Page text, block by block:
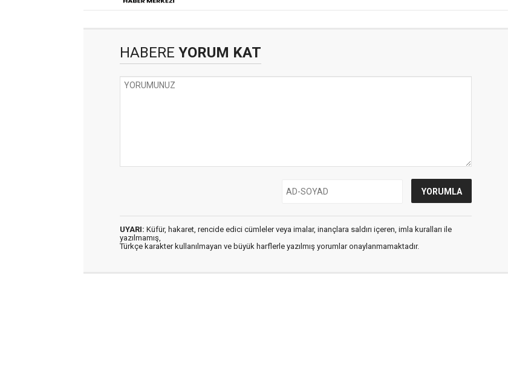
HABERE YORUM KAT
UYARI: Küfür, hakaret, rencide edici cümleler veya imalar, inançlara saldırı içeren, imla kuralları ile
yazılmamış,
Türkçe karakter kullanılmayan ve büyük harflerle yazılmış yorumlar onaylanmamaktadır.